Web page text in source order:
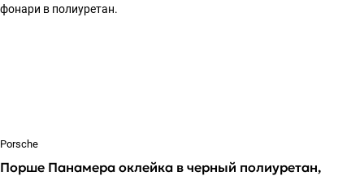
фонари в полиуретан.
Porsche
Порше Панамера оклейка в черный полиуретан,